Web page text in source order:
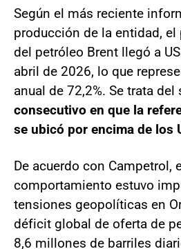
Según el más reciente
producción de la entidad,
del petróleo Brent llegó a
abril de 2026, lo que
anual de 72,2%. Se trata del
consecutivo en que la
se ubicó por encima de los
De acuerdo con Campetrol,
comportamiento estuvo
tensiones geopolíticas en
déficit global de oferta de
8,6 millones de barriles